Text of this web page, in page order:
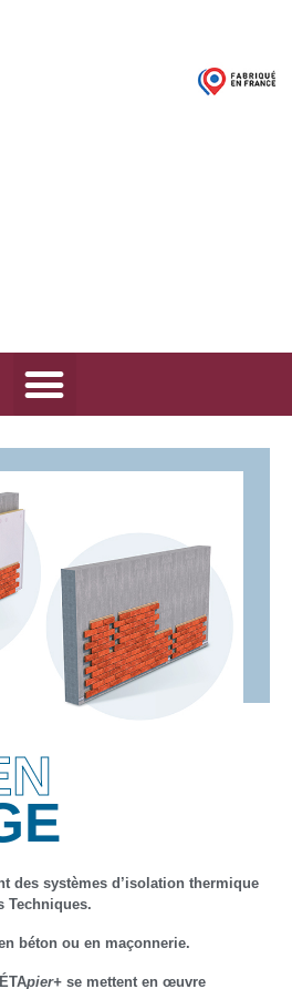
des systèmes d’isolation thermique
Techniques.
béton ou en maçonnerie.
pier+ se mettent en œuvre